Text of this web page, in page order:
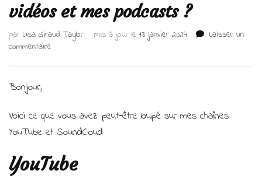
vidéos et mes podcasts ?
par Lisa Giraud Taylor mis à jour le 13 janvier 2024
Laisser un
commentaire
vidéos
et
podcasts
?
Bonjour,
Voici ce que vous avez peut-être loupé sur mes chaînes
YouTube et SoundCloud
YouTube